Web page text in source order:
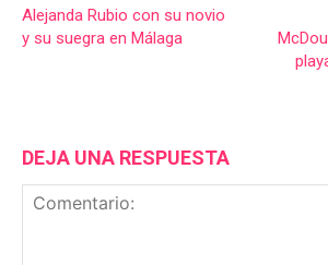
Alejanda Rubio con su novio
y su suegra en Málaga
DEJA UNA RESPUESTA